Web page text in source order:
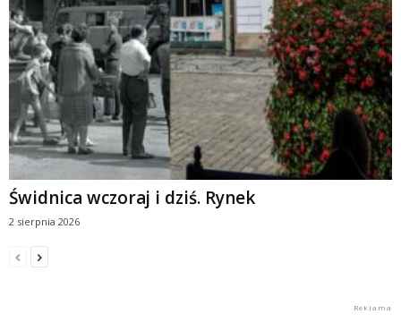
Świdnica wczoraj i dziś. Rynek
2 sierpnia 2026